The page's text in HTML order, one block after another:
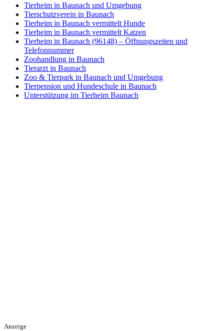
Tierheim in Baunach und Umgebung
Tierschutzverein in Baunach
Tierheim in Baunach vermittelt Hunde
Tierheim in Baunach vermittelt Katzen
Tierheim in Baunach (96148) – Öffnungszeiten und
Telefonnummer
Zoohandlung in Baunach
Tierarzt in Baunach
Zoo & Tierpark in Baunach und Umgebung
Tierpension und Hundeschule in Baunach
Unterstützung im Tierheim Baunach
Anzeige